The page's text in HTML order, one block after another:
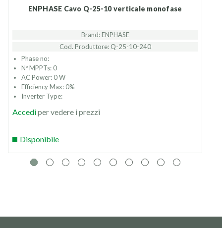
ENPHASE Cavo Q-25-10 verticale monofase
Brand: ENPHASE
Cod. Produttore: Q-25-10-240
Phase no:
Nº MPPTs: 0
AC Power: 0 W
Efficiency Max: 0%
Inverter Type:
Accediper vedere i prezzi
Disponibile